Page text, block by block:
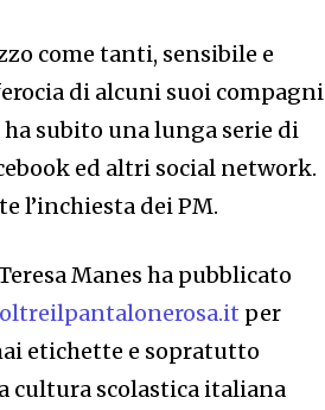
come tanti, sensibile e
di alcuni suoi compagni
subito una lunga serie di
ed altri social network.
l’inchiesta dei PM.
Manes ha pubblicato
per
etichette e sopratutto
cultura scolastica italiana